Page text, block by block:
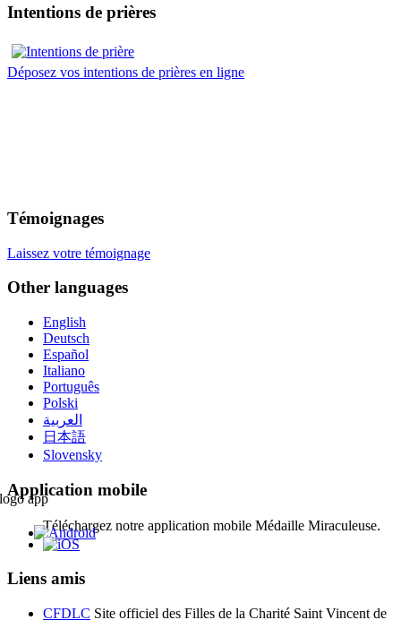
Intentions de prières
Déposez vos intentions de prières en ligne
Témoignages
Laissez votre témoignage
Other languages
English
Deutsch
Español
Italiano
Português
Polski
العربية
日本語
Slovensky
Application mobile
Téléchargez notre application mobile Médaille Miraculeuse.
Liens amis
CFDLC Site officiel des Filles de la Charité Saint Vincent de